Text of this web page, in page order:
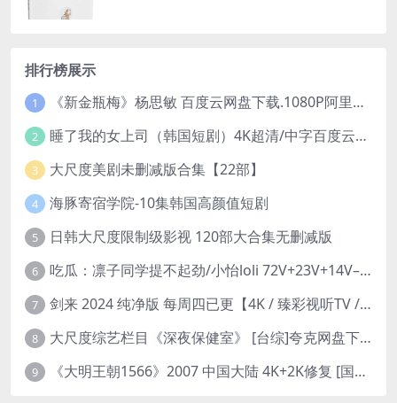
排行榜展示
1 《新金瓶梅》杨思敏 百度云网盘下载.1080P阿里下载.国语中字.(1996)
2 睡了我的女上司（韩国短剧）4K超清/中字百度云网盘下载
3 大尺度美剧未删减版合集【22部】
4 海豚寄宿学院-10集韩国高颜值短剧
5 日韩大尺度限制级影视 120部大合集无删减版
6 吃瓜：凛子同学提不起劲/小怡loli 72V+23V+14V–24.02GB】
7 剑来 2024 纯净版 每周四已更【4K / 臻彩视听TV / 杜比音】附电子书百度网盘下载
8 大尺度综艺栏目《深夜保健室》 [台综]夸克网盘下载
9 《大明王朝1566》2007 中国大陆 4K+2K修复 [国语 46集 192G]